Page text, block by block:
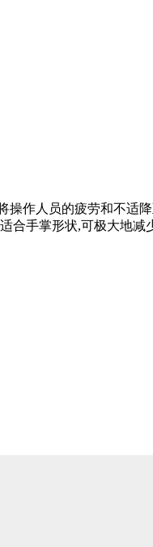
操作人员的疲劳和不适
合手掌形状,可极大地减